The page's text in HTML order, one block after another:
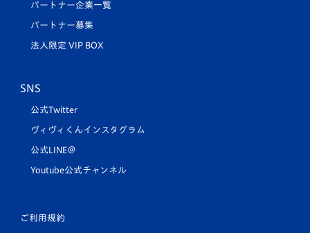
パートナー企業一覧
パートナー募集
法人限定 VIP BOX
SNS
公式Twitter
ヴィヴィくんインスタグラム
公式LINE＠
Youtube公式チャンネル
ご利用規約